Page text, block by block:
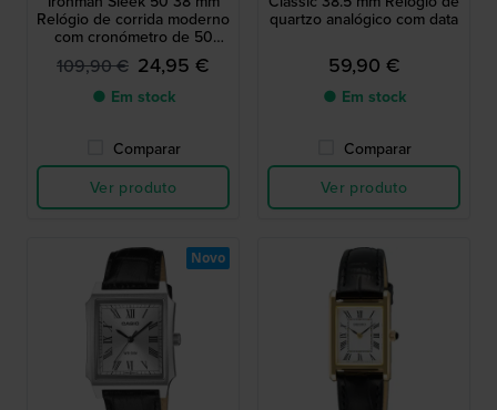
Relógio de corrida moderno
com cronómetro de 50
voltas.
109,90 € 24,95 €
● Em stock
Comparar
Ver produto
quartzo analógico com data
59,90 €
● Em stock
Comparar
Ver produto
Novo